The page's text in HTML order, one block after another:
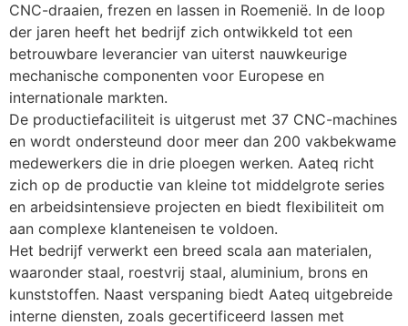
CNC-draaien, frezen en lassen in Roemenië. In de loop
der jaren heeft het bedrijf zich ontwikkeld tot een
betrouwbare leverancier van uiterst nauwkeurige
mechanische componenten voor Europese en
internationale markten.
De productiefaciliteit is uitgerust met 37 CNC-machines
en wordt ondersteund door meer dan 200 vakbekwame
medewerkers die in drie ploegen werken. Aateq richt
zich op de productie van kleine tot middelgrote series
en arbeidsintensieve projecten en biedt flexibiliteit om
aan complexe klanteneisen te voldoen.
Het bedrijf verwerkt een breed scala aan materialen,
waaronder staal, roestvrij staal, aluminium, brons en
kunststoffen. Naast verspaning biedt Aateq uitgebreide
interne diensten, zoals gecertificeerd lassen met